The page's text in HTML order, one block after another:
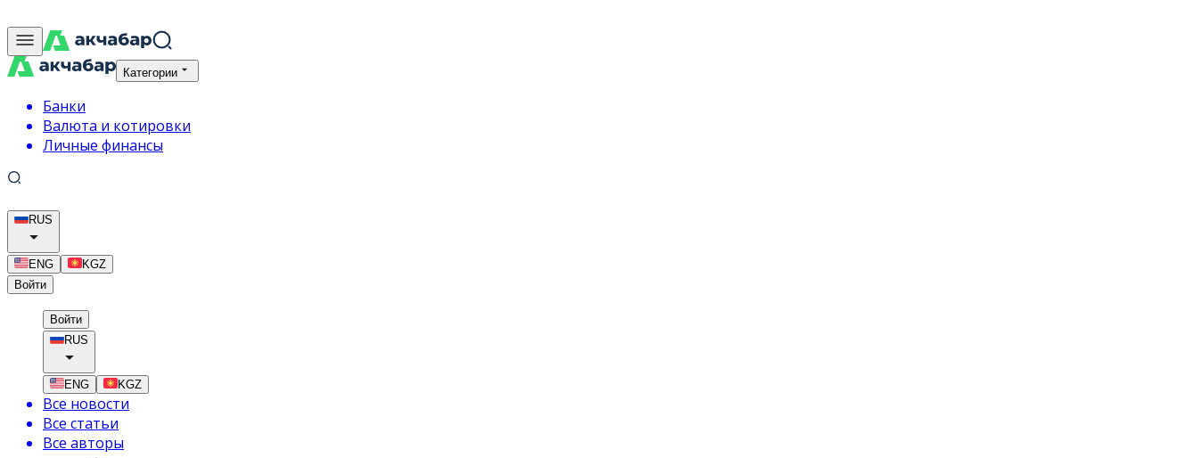
Категории
Банки
Валюта и котировки
Личные финансы
RUS
ENG
KGZ
Войти
Войти
RUS
ENG KGZ
Все новости
Все статьи
Все авторы